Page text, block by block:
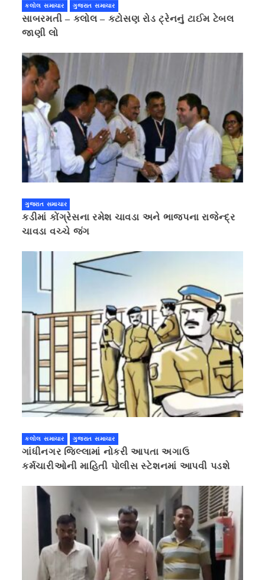
કલોલ સમાચાર ગુજરાત સમાચાર
સાબરમતી – કલોલ – કટોસણ રોડ ટ્રેનનું ટાઈમ ટેબલ
જાણી લો
ગુજરાત સમાચાર
કડીમાં કોંગ્રેસના રમેશ ચાવડા અને ભાજપના રાજેન્દ્ર
ચાવડા વચ્ચે જંગ
કલોલ સમાચાર ગુજરાત સમાચાર
ગાંધીનગર જિલ્લામાં નોકરી આપતા અગાઉ
કર્મચારીઓની માહિતી પોલીસ સ્ટેશનમાં આપવી પડશે